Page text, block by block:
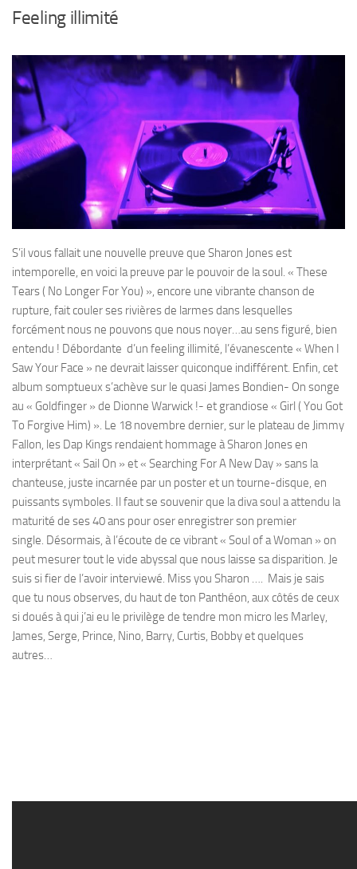
Feeling illimité
S’il vous fallait une nouvelle preuve que Sharon Jones est
intemporelle, en voici la preuve par le pouvoir de la soul. « These
Tears ( No Longer For You) », encore une vibrante chanson de
rupture, fait couler ses rivières de larmes dans lesquelles
forcément nous ne pouvons que nous noyer…au sens figuré, bien
entendu ! Débordante d’un feeling illimité, l’évanescente « When I
Saw Your Face » ne devrait laisser quiconque indifférent. Enfin, cet
album somptueux s’achève sur le quasi James Bondien- On songe
au « Goldfinger » de Dionne Warwick !- et grandiose « Girl ( You Got
To Forgive Him) ». Le 18 novembre dernier, sur le plateau de Jimmy
Fallon, les Dap Kings rendaient hommage à Sharon Jones en
interprétant « Sail On » et « Searching For A New Day » sans la
chanteuse, juste incarnée par un poster et un tourne-disque, en
puissants symboles. Il faut se souvenir que la diva soul a attendu la
maturité de ses 40 ans pour oser enregistrer son premier
single. Désormais, à l’écoute de ce vibrant « Soul of a Woman » on
peut mesurer tout le vide abyssal que nous laisse sa disparition. Je
suis si fier de l’avoir interviewé. Miss you Sharon …. Mais je sais
que tu nous observes, du haut de ton Panthéon, aux côtés de ceux
si doués à qui j’ai eu le privilège de tendre mon micro les Marley,
James, Serge, Prince, Nino, Barry, Curtis, Bobby et quelques
autres…